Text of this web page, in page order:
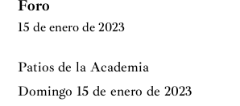
Foro
15 de enero de 2023
Patios de la Academia
Domingo 15 de enero de 2023